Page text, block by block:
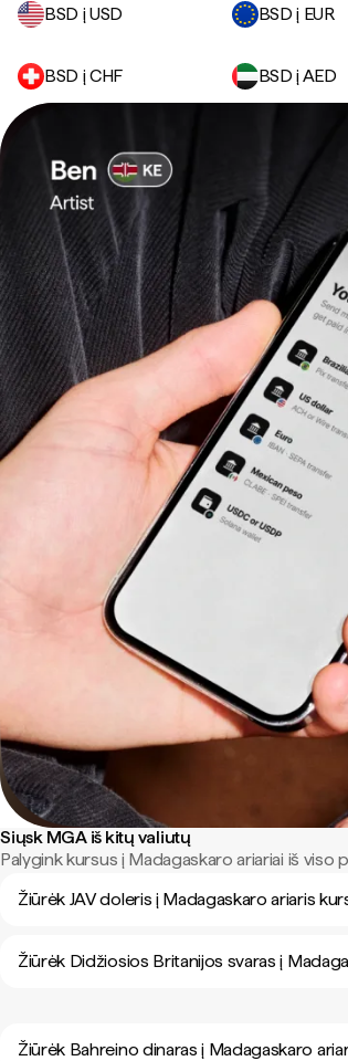
BSD į USD
BSD į EUR
BSD į CHF BSD į AED
Siųsk MGA iš kitų valiutų
Palygink kursus į Madagaskaro ariariai iš viso
Žiūrėk JAV doleris į Madagaskaro ariaris
Žiūrėk Didžiosios Britanijos svaras į
Žiūrėk Bahreino dinaras į Madagaskaro